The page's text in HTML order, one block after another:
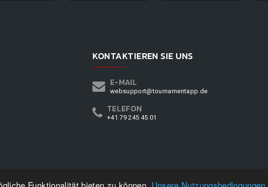
Funktionalität bieten zu können. Unsere Nutzungsbedingungen
KONTAKTIEREN SIE UNS
E-MAIL
websupport@tournamentapp.de
TELEFON
+41 79 245 45 01